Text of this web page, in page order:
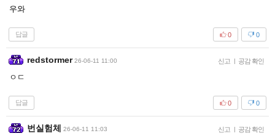
우와
답글 0
0
redstormer 26-06-11 11:00 신고 | 공감 확인
ㅇㄷ
답글 0
0
번실험체 26-06-11 11:03 신고 | 공감 확인